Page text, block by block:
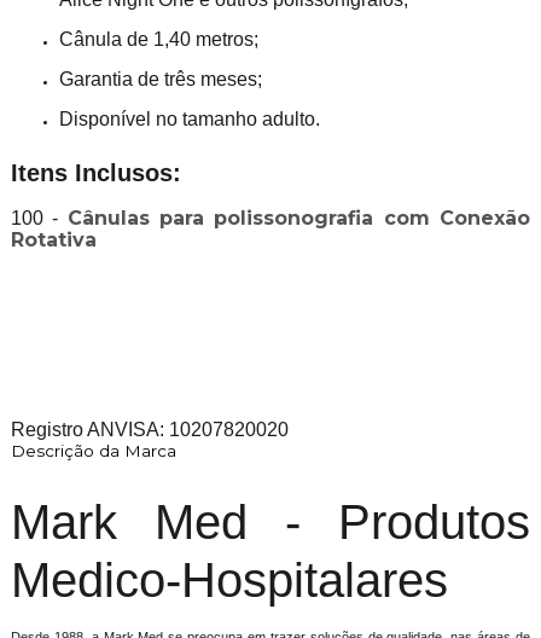
Cânula de 1,40 metros;
Garantia de três meses;
Disponível no tamanho adulto.
Itens Inclusos:
100 - Cânulas para polissonografia com Conexão
Rotativa
Registro ANVISA: 10207820020
Descrição da Marca
Mark Med - Produtos
Medico-Hospitalares